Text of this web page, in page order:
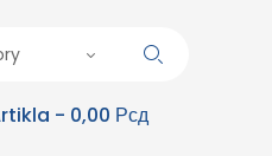
0,00 Рсд